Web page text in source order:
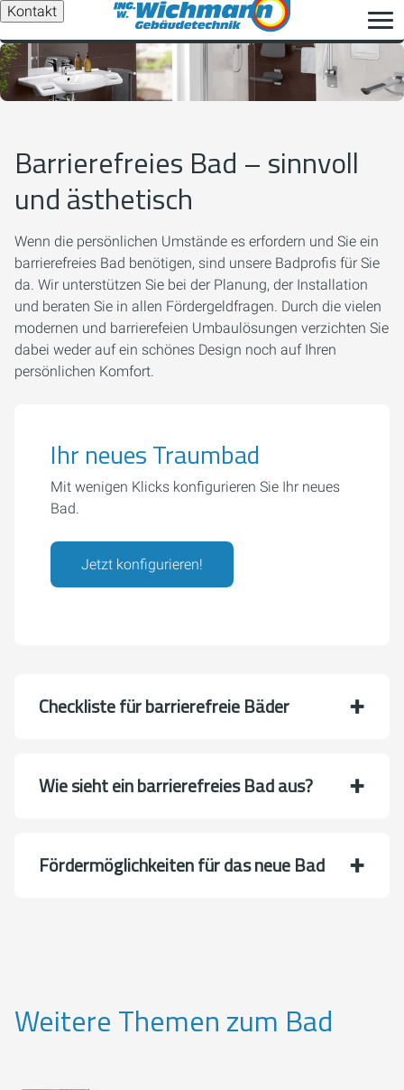
Kontakt
Barrierefreies Bad – sinnvoll
und ästhetisch
Wenn die persönlichen Umstände es erfordern und Sie ein
barrierefreies Bad benötigen, sind unsere Badprofis für Sie
da. Wir unterstützen Sie bei der Planung, der Installation
und beraten Sie in allen Fördergeldfragen. Durch die vielen
modernen und barrierefeien Umbaulösungen verzichten Sie
dabei weder auf ein schönes Design noch auf Ihren
persönlichen Komfort.
Ihr neues Traumbad
Mit wenigen Klicks konfigurieren Sie Ihr neues
Bad.
Jetzt konfigurieren!
Checkliste für barrierefreie Bäder
Wie sieht ein barrierefreies Bad aus?
Förder­möglich­keiten für das neue Bad
Weitere Themen zum Bad